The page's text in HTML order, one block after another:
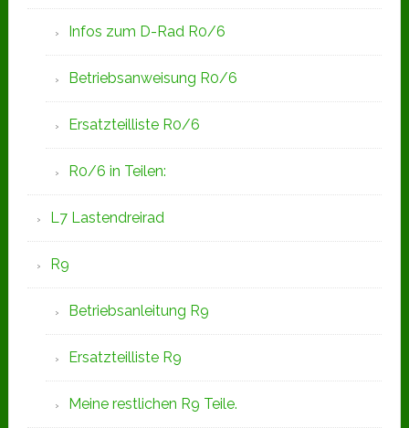
Infos zum D-Rad R0/6
Betriebsanweisung R0/6
Ersatzteilliste R0/6
R0/6 in Teilen:
L7 Lastendreirad
R9
Betriebsanleitung R9
Ersatzteilliste R9
Meine restlichen R9 Teile.